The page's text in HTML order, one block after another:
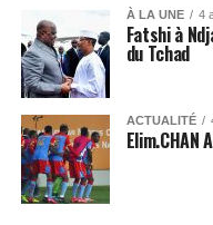
À LA UNE 4
Fatshi à
du Tchad
ACTUALITÉ
Elim.CHAN